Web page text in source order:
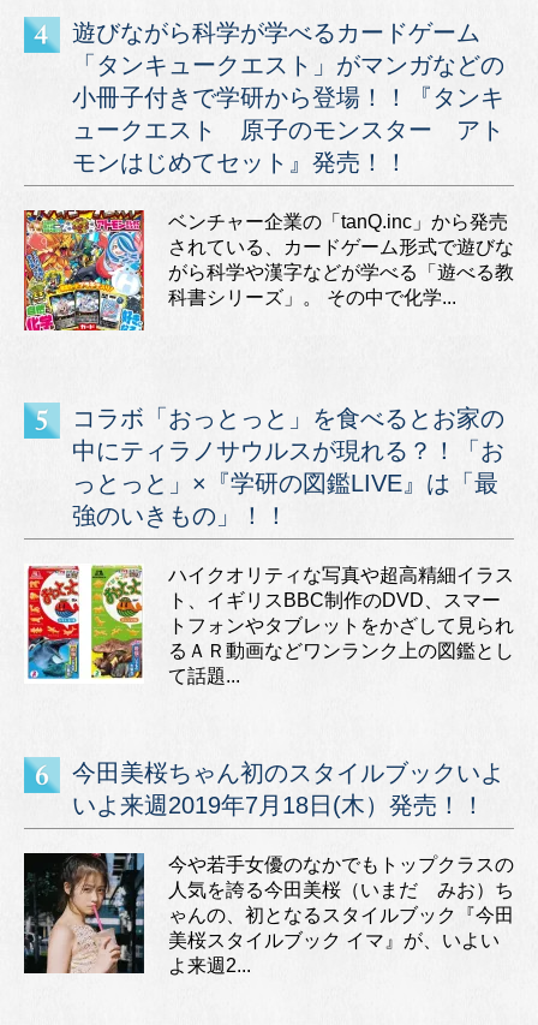
遊びながら科学が学べるカードゲーム
「タンキュークエスト」がマンガなどの
小冊子付きで学研から登場！！『タンキ
ュークエスト 原子のモンスター アト
モンはじめてセット』発売！！
ベンチャー企業の「tanQ.inc」から発売
されている、カードゲーム形式で遊びな
がら科学や漢字などが学べる「遊べる教
科書シリーズ」。 その中で化学...
コラボ「おっとっと」を食べるとお家の
中にティラノサウルスが現れる？！「お
っとっと」×『学研の図鑑LIVE』は「最
強のいきもの」！！
ハイクオリティな写真や超高精細イラス
ト、イギリスBBC制作のDVD、スマー
トフォンやタブレットをかざして見られ
るＡＲ動画などワンランク上の図鑑とし
て話題...
今田美桜ちゃん初のスタイルブックいよ
いよ来週2019年7月18日(木）発売！！
今や若手女優のなかでもトップクラスの
人気を誇る今田美桜（いまだ みお）ち
ゃんの、初となるスタイルブック『今田
美桜スタイルブック イマ』が、いよい
よ来週2...